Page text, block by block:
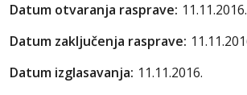
Datum otvaranja rasprave: 11.11.2016.
Datum zaključenja rasprave:
Datum izglasavanja: 11.11.2016.